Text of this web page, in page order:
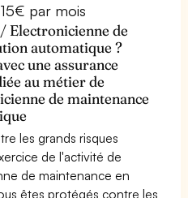
par mois
Electronicienne de
automatique ?
une assurance
au métier de
de maintenance
les grands risques
de l'activité de
de maintenance en
êtes protégés contre les